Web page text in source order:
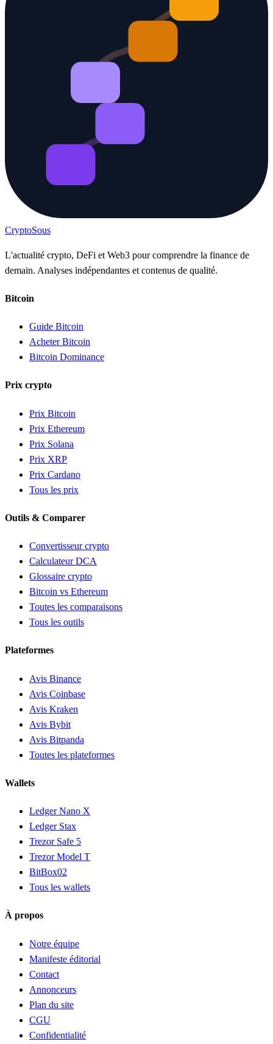
CryptoSous
L'actualité crypto, DeFi et Web3 pour comprendre la finance de
demain. Analyses indépendantes et contenus de qualité.
Bitcoin
Guide Bitcoin
Acheter Bitcoin
Bitcoin Dominance
Prix crypto
Prix Bitcoin
Prix Ethereum
Prix Solana
Prix XRP
Prix Cardano
Tous les prix
Outils & Comparer
Convertisseur crypto
Calculateur DCA
Glossaire crypto
Bitcoin vs Ethereum
Toutes les comparaisons
Tous les outils
Plateformes
Avis Binance
Avis Coinbase
Avis Kraken
Avis Bybit
Avis Bitpanda
Toutes les plateformes
Wallets
Ledger Nano X
Ledger Stax
Trezor Safe 5
Trezor Model T
BitBox02
Tous les wallets
À propos
Notre équipe
Manifeste éditorial
Contact
Annonceurs
Plan du site
CGU
Confidentialité